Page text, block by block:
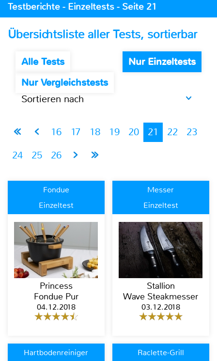
Testberichte - Einzeltests - Seite 21
Übersichtsliste aller Tests, sortierbar
Alle Tests
Nur Einzeltests
Nur Vergleichstests
Sortieren nach
16 17 18 19 20 21 22
23
24
25 26
Fondue
Einzeltest
Princess
Fondue Pur
04.12.2018
Messer
Einzeltest
Stallion
Wave Steakmesser
03.12.2018
Hartbodenreiniger
Raclette-Grill